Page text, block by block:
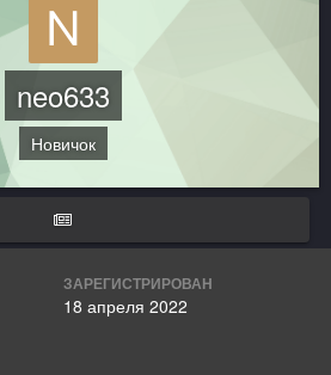
neo633
Новичок
ЗАРЕГИСТРИРОВАН
18 апреля 2022